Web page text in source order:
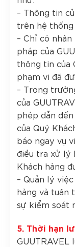
– Thông tin
trên hệ thống
– Chỉ có
pháp của
thông tin của
phạm vi đã
– Trong
của
phép dẫn
của Quý
báo ngay vụ
điều tra xử lý
Khách hàng
– Quản lý
hàng và tuân
sự kiểm soát
5. Thời hạn